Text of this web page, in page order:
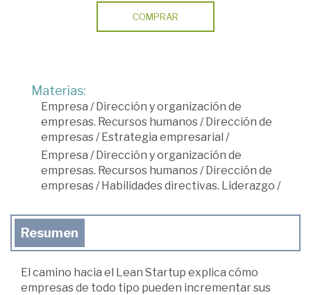
COMPRAR
Materias:
Empresa /Dirección y organización de
empresas. Recursos humanos /Dirección de
empresas /Estrategia empresarial /
Empresa /Dirección y organización de
empresas. Recursos humanos /Dirección de
empresas /Habilidades directivas. Liderazgo /
Resumen
El camino hacia el Lean Startup explica cómo
empresas de todo tipo pueden incrementar sus